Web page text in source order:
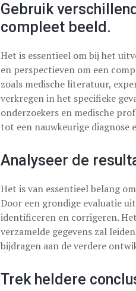
Gebruik
compleet beeld.
Het is essentieel om bij het
en perspectieven om een
zoals medische literatuur,
verkregen in het specifieke
onderzoekers en medische
tot een nauwkeurige diagnose
Analyseer de
Het is van essentieel belang
Door een grondige evaluatie
identificeren en corrigeren.
verzamelde gegevens zal
bijdragen aan de verdere
Trek heldere